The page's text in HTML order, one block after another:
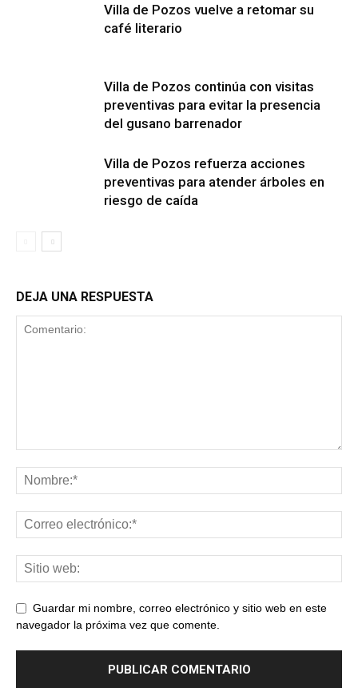
Villa de Pozos vuelve a retomar su
café literario
Villa de Pozos continúa con visitas
preventivas para evitar la presencia
del gusano barrenador
Villa de Pozos refuerza acciones
preventivas para atender árboles en
riesgo de caída
DEJA UNA RESPUESTA
Guardar mi nombre, correo electrónico y sitio web en este
navegador la próxima vez que comente.